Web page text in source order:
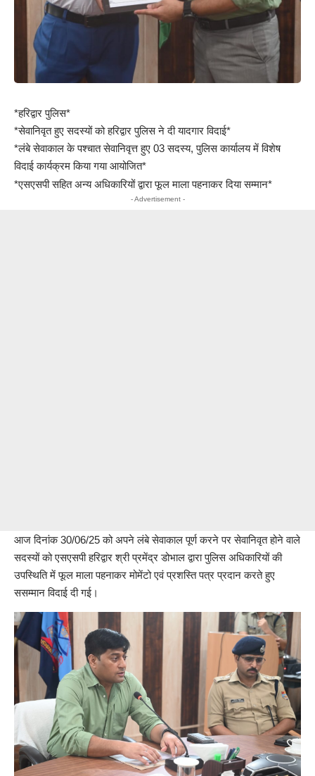
*हरिद्वार पुलिस*
*सेवानिवृत हुए सदस्यों को हरिद्वार पुलिस ने दी यादगार विदाई*
*लंबे सेवाकाल के पश्चात सेवानिवृत्त हुए 03 सदस्य, पुलिस कार्यालय में विशेष
विदाई कार्यक्रम किया गया आयोजित*
*एसएसपी सहित अन्य अधिकारियों द्वारा फूल माला पहनाकर दिया सम्मान*
- Advertisement -
आज दिनांक 30/06/25 को अपने लंबे सेवाकाल पूर्ण करने पर सेवानिवृत होने वाले
सदस्यों को एसएसपी हरिद्वार श्री प्रमेंद्र डोभाल द्वारा पुलिस अधिकारियों की
उपस्थिति में फूल माला पहनाकर मोमेंटो एवं प्रशस्ति पत्र प्रदान करते हुए
ससम्मान विदाई दी गई।